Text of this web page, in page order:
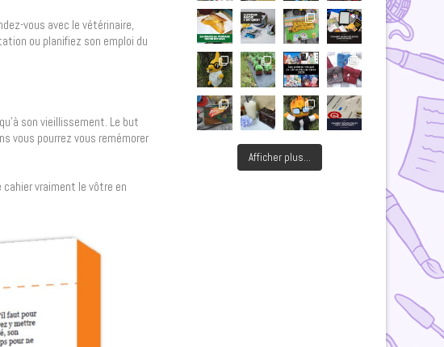
vous avec le vétérinaire,
ou planifiez son emploi du
son vieillissement. Le but
vous pourrez vous remémorer
vraiment le vôtre en
Afficher plus...